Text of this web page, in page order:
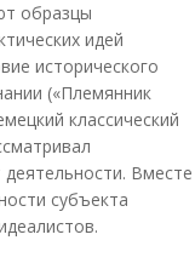
образцы
идей
исторического
(«Племянник
классический
Вместе
субъекта